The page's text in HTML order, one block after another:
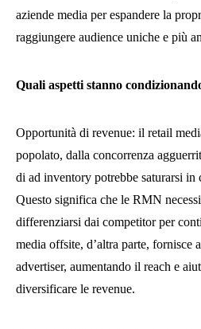
aziende media per espandere la
raggiungere audience uniche e più
Quali aspetti stanno
Opportunità di revenue: il retail
popolato, dalla concorrenza
di ad inventory potrebbe saturarsi in
Questo significa che le RMN
differenziarsi dai competitor per
media offsite, d’altra parte, fornisce
advertiser, aumentando il reach e
diversificare le revenue.